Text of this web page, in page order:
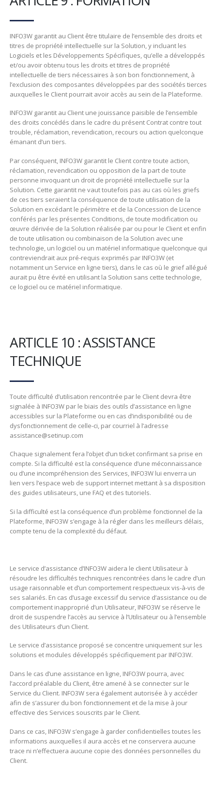
INFO3W garantit au Client être titulaire de l’ensemble des droits et
titres de propriété intellectuelle sur la Solution, y incluant les
Logiciels et les Développements Spécifiques, qu’elle a développés
et/ou avoir obtenu tous les droits et titres de propriété
intellectuelle de tiers nécessaires à son bon fonctionnement, à
l’exclusion des composantes développées par des sociétés tierces
auxquelles le Client pourrait avoir accès au sein de la Plateforme.
INFO3W garantit au Client une jouissance paisible de l’ensemble
des droits concédés dans le cadre du présent Contrat contre tout
trouble, réclamation, revendication, recours ou action quelconque
émanant d’un tiers.
Par conséquent, INFO3W garantit le Client contre toute action,
réclamation, revendication ou opposition de la part de toute
personne invoquant un droit de propriété intellectuelle sur la
Solution. Cette garantit ne vaut toutefois pas au cas où les griefs
de ces tiers seraient la conséquence de toute utilisation de la
Solution en excédant le périmètre et de la Concession de Licence
conférés par les présentes Conditions, de toute modification ou
œuvre dérivée de la Solution réalisée par ou pour le Client et enfin
de toute utilisation ou combinaison de la Solution avec une
technologie, un logiciel ou un matériel informatique quelconque qui
contreviendrait aux pré-requis exprimés par INFO3W (et
notamment un Service en ligne tiers), dans le cas où le grief allégué
aurait pu être évité en utilisant la Solution sans cette technologie,
ce logiciel ou ce matériel informatique.
ARTICLE 10 : ASSISTANCE
TECHNIQUE
Toute difficulté d’utilisation rencontrée par le Client devra être
signalée à INFO3W par le biais des outils d’assistance en ligne
accessibles sur la Plateforme ou en cas d’indisponibilité ou de
dysfonctionnement de celle-ci, par courriel à l’adresse
assistance@setinup.com
Chaque signalement fera l’objet d’un ticket confirmant sa prise en
compte. Si la difficulté est la conséquence d’une méconnaissance
ou d’une incompréhension des Services, INFO3W lui enverra un
lien vers l’espace web de support internet mettant à sa disposition
des guides utilisateurs, une FAQ et des tutoriels.
Si la difficulté est la conséquence d’un problème fonctionnel de la
Plateforme, INFO3W s’engage à la régler dans les meilleurs délais,
compte tenu de la complexité du défaut.
Le service d’assistance d’INFO3W aidera le client Utilisateur à
résoudre les difficultés techniques rencontrées dans le cadre d’un
usage raisonnable et d’un comportement respectueux vis-à-vis de
ses salariés. En cas d’usage excessif du service d’assistance ou de
comportement inapproprié d’un Utilisateur, INFO3W se réserve le
droit de suspendre l’accès au service à l’Utilisateur ou à l’ensemble
des Utilisateurs d’un Client.
Le service d’assistance proposé se concentre uniquement sur les
solutions et modules développés spécifiquement par INFO3W.
Dans le cas d’une assistance en ligne, INFO3W pourra, avec
l’accord préalable du Client, être amené à se connecter sur le
Service du Client. INFO3W sera également autorisée à y accéder
afin de s’assurer du bon fonctionnement et de la mise à jour
effective des Services souscrits par le Client.
Dans ce cas, INFO3W s’engage à garder confidentielles toutes les
informations auxquelles il aura accès et ne conservera aucune
trace ni n’effectuera aucune copie des données personnelles du
Client.